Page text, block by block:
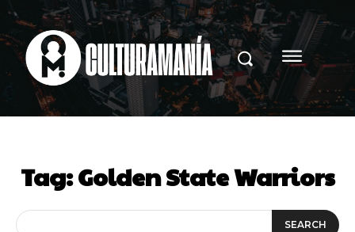
Tag:Golden State Warriors
SEARCH